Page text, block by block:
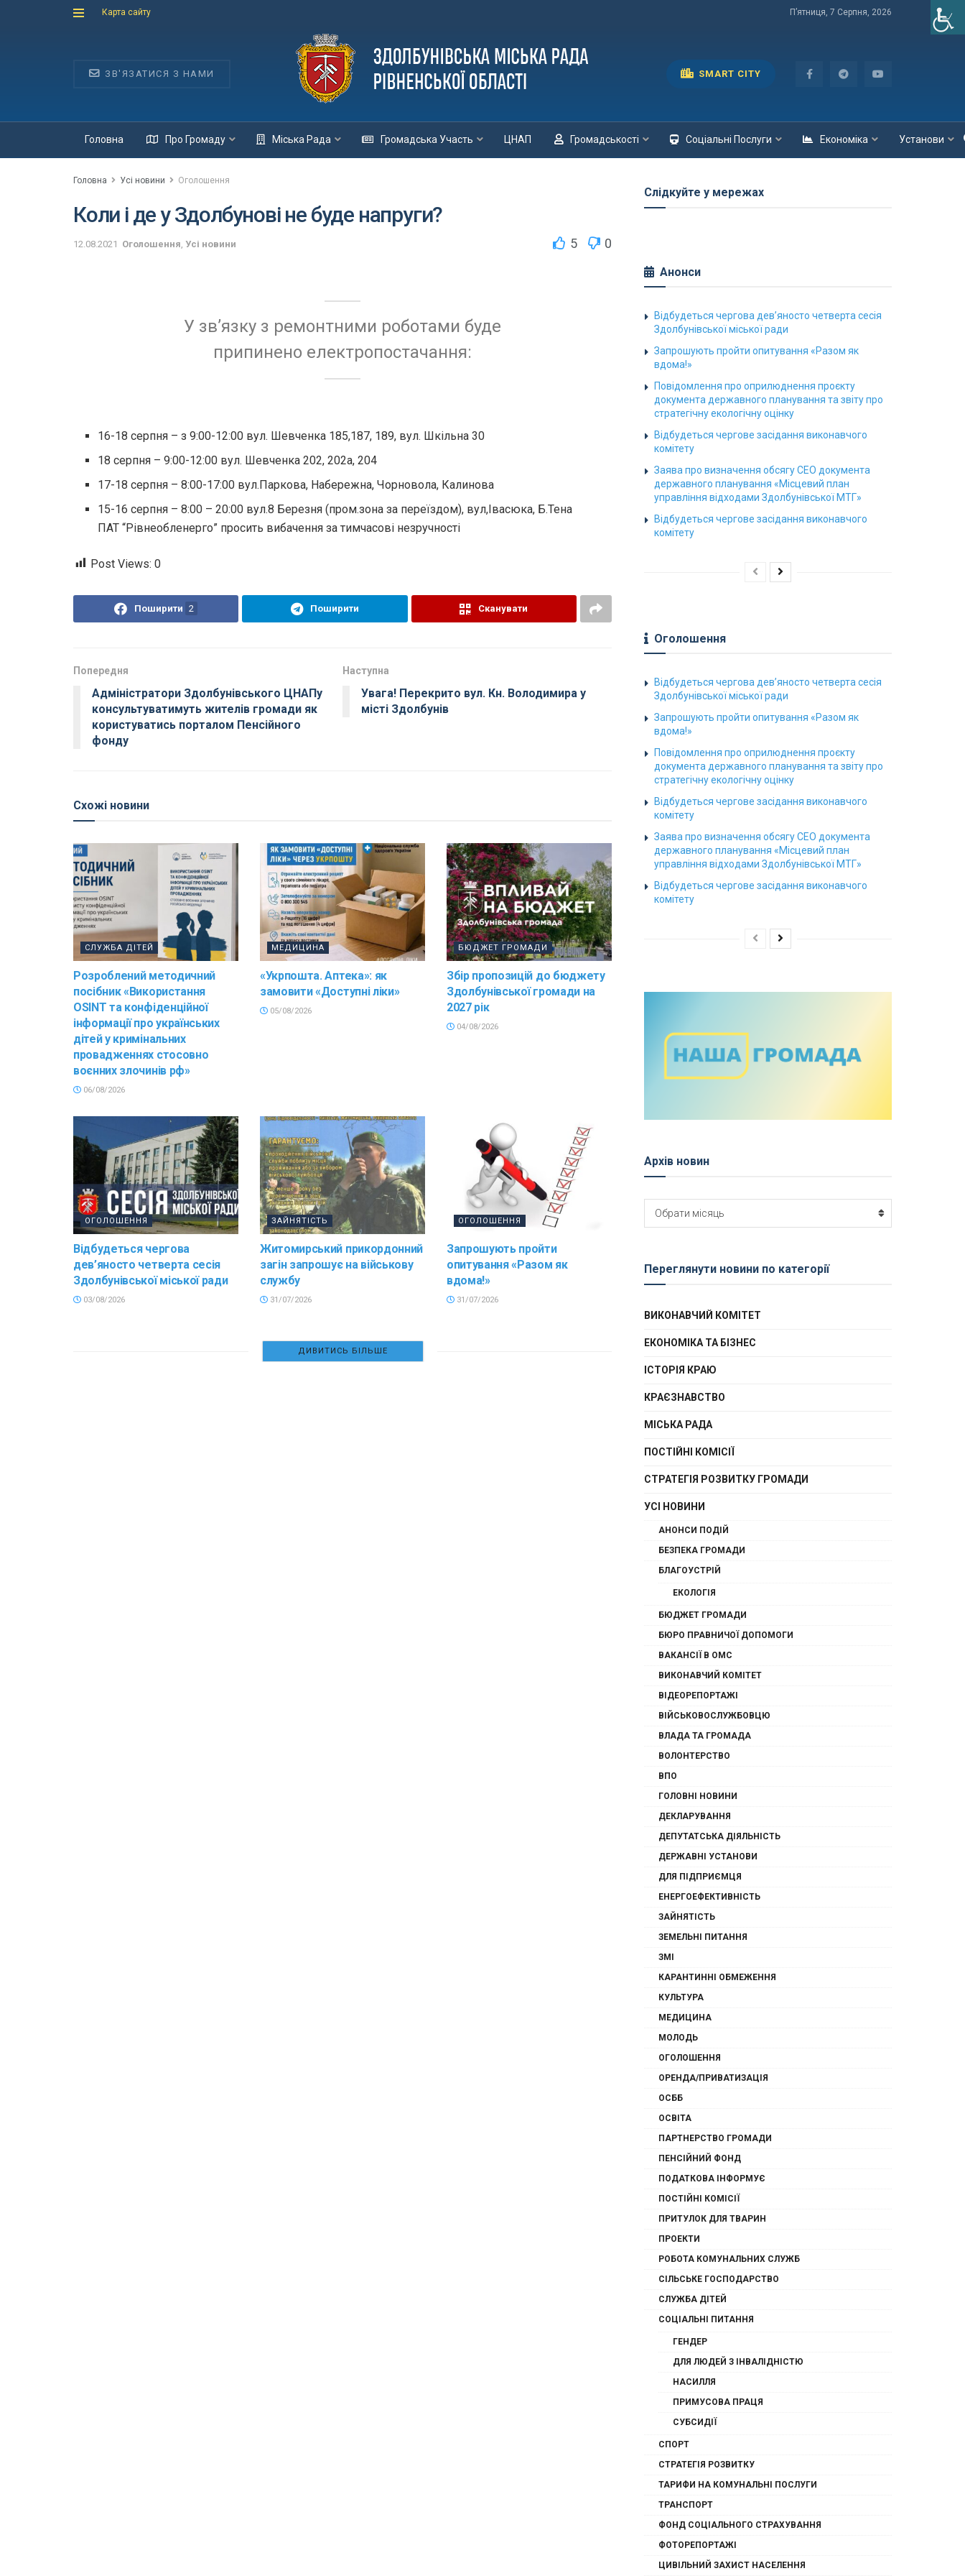
Карта сайту П’ятниця, 7 Серпня, 2026
ЗВ'ЯЗАТИСЯ З НАМИ SMART CITY
Головна Про Громаду Міська Рада Громадська Участь ЦНАП Громадськості Соціальні Послуги Економіка Установи
Головна Усі новини Оголошення
Коли і де у Здолбунові не буде напруги?
12.08.2021 Оголошення, Усі новини 5 0
У зв’язку з ремонтними роботами буде
припинено електропостачання:
16-18 серпня – з 9:00-12:00 вул. Шевченка 185,187, 189, вул. Шкільна 30
18 серпня – 9:00-12:00 вул. Шевченка 202, 202а, 204
17-18 серпня – 8:00-17:00 вул.Паркова, Набережна, Чорновола, Калинова
15-16 серпня – 8:00 – 20:00 вул.8 Березня (пром.зона за переїздом), вул,Івасюка, Б.Тена
ПАТ “Рівнеобленерго” просить вибачення за тимчасові незручності
Post Views: 0
Поширити 2 Поширити Сканувати
Попередня
Адміністратори Здолбунівського ЦНАПу
консультуватимуть жителів громади як
користуватись порталом Пенсійного
фонду
Наступна
Увага! Перекрито вул. Кн. Володимира у
місті Здолбунів
Схожі новини
СЛУЖБА ДІТЕЙ
Розроблений методичний
посібник «Використання
OSINT та конфіденційної
інформації про українських
дітей у кримінальних
провадженнях стосовно
воєнних злочинів рф»
06/08/2026
МЕДИЦИНА
«Укрпошта. Аптека»: як
замовити «Доступні ліки»
05/08/2026
БЮДЖЕТ ГРОМАДИ
Збір пропозицій до бюджету
Здолбунівської громади на
2027 рік
04/08/2026
ОГОЛОШЕННЯ
Відбудеться чергова
дев’яносто четверта сесія
Здолбунівської міської ради
03/08/2026
ЗАЙНЯТІСТЬ
Житомирський прикордонний
загін запрошує на військову
службу
31/07/2026
ОГОЛОШЕННЯ
Запрошують пройти
опитування «Разом як
вдома!»
31/07/2026
ДИВИТИСЬ БІЛЬШЕ
Слідкуйте у мережах
Анонси
Відбудеться чергова дев’яносто четверта сесія
Здолбунівської міської ради
Запрошують пройти опитування «Разом як
вдома!»
Повідомлення про оприлюднення проєкту
документа державного планування та звіту про
стратегічну екологічну оцінку
Відбудеться чергове засідання виконавчого
комітету
Заява про визначення обсягу СЕО документа
державного планування «Місцевий план
управління відходами Здолбунівської МТГ»
Відбудеться чергове засідання виконавчого
комітету
Оголошення
Відбудеться чергова дев’яносто четверта сесія
Здолбунівської міської ради
Запрошують пройти опитування «Разом як
вдома!»
Повідомлення про оприлюднення проєкту
документа державного планування та звіту про
стратегічну екологічну оцінку
Відбудеться чергове засідання виконавчого
комітету
Заява про визначення обсягу СЕО документа
державного планування «Місцевий план
управління відходами Здолбунівської МТГ»
Відбудеться чергове засідання виконавчого
комітету
Архів новин
Архів
новин
Обрати місяць
Переглянути новини по категорії
ВИКОНАВЧИЙ КОМІТЕТ
ЕКОНОМІКА ТА БІЗНЕС
ІСТОРІЯ КРАЮ
КРАЄЗНАВСТВО
МІСЬКА РАДА
ПОСТІЙНІ КОМІСІЇ
СТРАТЕГІЯ РОЗВИТКУ ГРОМАДИ
УСІ НОВИНИ
АНОНСИ ПОДІЙ
БЕЗПЕКА ГРОМАДИ
БЛАГОУСТРІЙ
ЕКОЛОГІЯ
БЮДЖЕТ ГРОМАДИ
БЮРО ПРАВНИЧОЇ ДОПОМОГИ
ВАКАНСІЇ В ОМС
ВИКОНАВЧИЙ КОМІТЕТ
ВІДЕОРЕПОРТАЖІ
ВІЙСЬКОВОСЛУЖБОВЦЮ
ВЛАДА ТА ГРОМАДА
ВОЛОНТЕРСТВО
ВПО
ГОЛОВНІ НОВИНИ
ДЕКЛАРУВАННЯ
ДЕПУТАТСЬКА ДІЯЛЬНІСТЬ
ДЕРЖАВНІ УСТАНОВИ
ДЛЯ ПІДПРИЄМЦЯ
ЕНЕРГОЕФЕКТИВНІСТЬ
ЗАЙНЯТІСТЬ
ЗЕМЕЛЬНІ ПИТАННЯ
ЗМІ
КАРАНТИННІ ОБМЕЖЕННЯ
КУЛЬТУРА
МЕДИЦИНА
МОЛОДЬ
ОГОЛОШЕННЯ
ОРЕНДА/ПРИВАТИЗАЦІЯ
ОСББ
ОСВІТА
ПАРТНЕРСТВО ГРОМАДИ
ПЕНСІЙНИЙ ФОНД
ПОДАТКОВА ІНФОРМУЄ
ПОСТІЙНІ КОМІСІЇ
ПРИТУЛОК ДЛЯ ТВАРИН
ПРОЕКТИ
РОБОТА КОМУНАЛЬНИХ СЛУЖБ
СІЛЬСЬКЕ ГОСПОДАРСТВО
СЛУЖБА ДІТЕЙ
СОЦІАЛЬНІ ПИТАННЯ
ГЕНДЕР
ДЛЯ ЛЮДЕЙ З ІНВАЛІДНІСТЮ
НАСИЛЛЯ
ПРИМУСОВА ПРАЦЯ
СУБСИДІЇ
СПОРТ
СТРАТЕГІЯ РОЗВИТКУ
ТАРИФИ НА КОМУНАЛЬНІ ПОСЛУГИ
ТРАНСПОРТ
ФОНД СОЦІАЛЬНОГО СТРАХУВАННЯ
ФОТОРЕПОРТАЖІ
ЦИВІЛЬНИЙ ЗАХИСТ НАСЕЛЕННЯ